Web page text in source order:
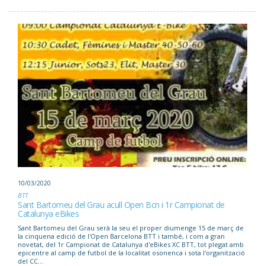
10/03/2020
BTT
Sant Bartomeu del Grau acull Open Bcn i 1r Campionat de
Catalunya eBikes
Sant Bartomeu del Grau serà la seu el proper diumenge 15 de març de
la cinquena edició de l'Open Barcelona BTT i també, i com a gran
novetat, del 1r Campionat de Catalunya d'eBikes XC BTT, tot plegat amb
epicentre al camp de futbol de la localitat osonenca i sota l'organització
del CC...